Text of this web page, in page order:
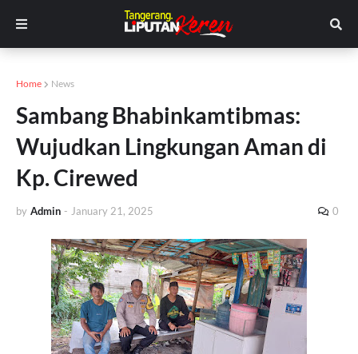
Home News
Sambang Bhabinkamtibmas:
Wujudkan Lingkungan Aman di
Kp. Cirewed
by Admin - January 21, 2025 0